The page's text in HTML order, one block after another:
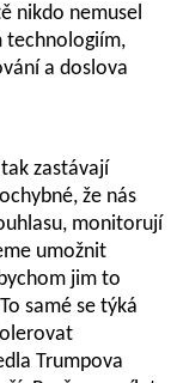
nikdo nemusel
technologiím,
a doslova
zastávají
že nás
monitorují
umožnit
jim to
samé se týká
Trumpova